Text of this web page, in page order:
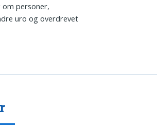
om personer,
uro og overdrevet